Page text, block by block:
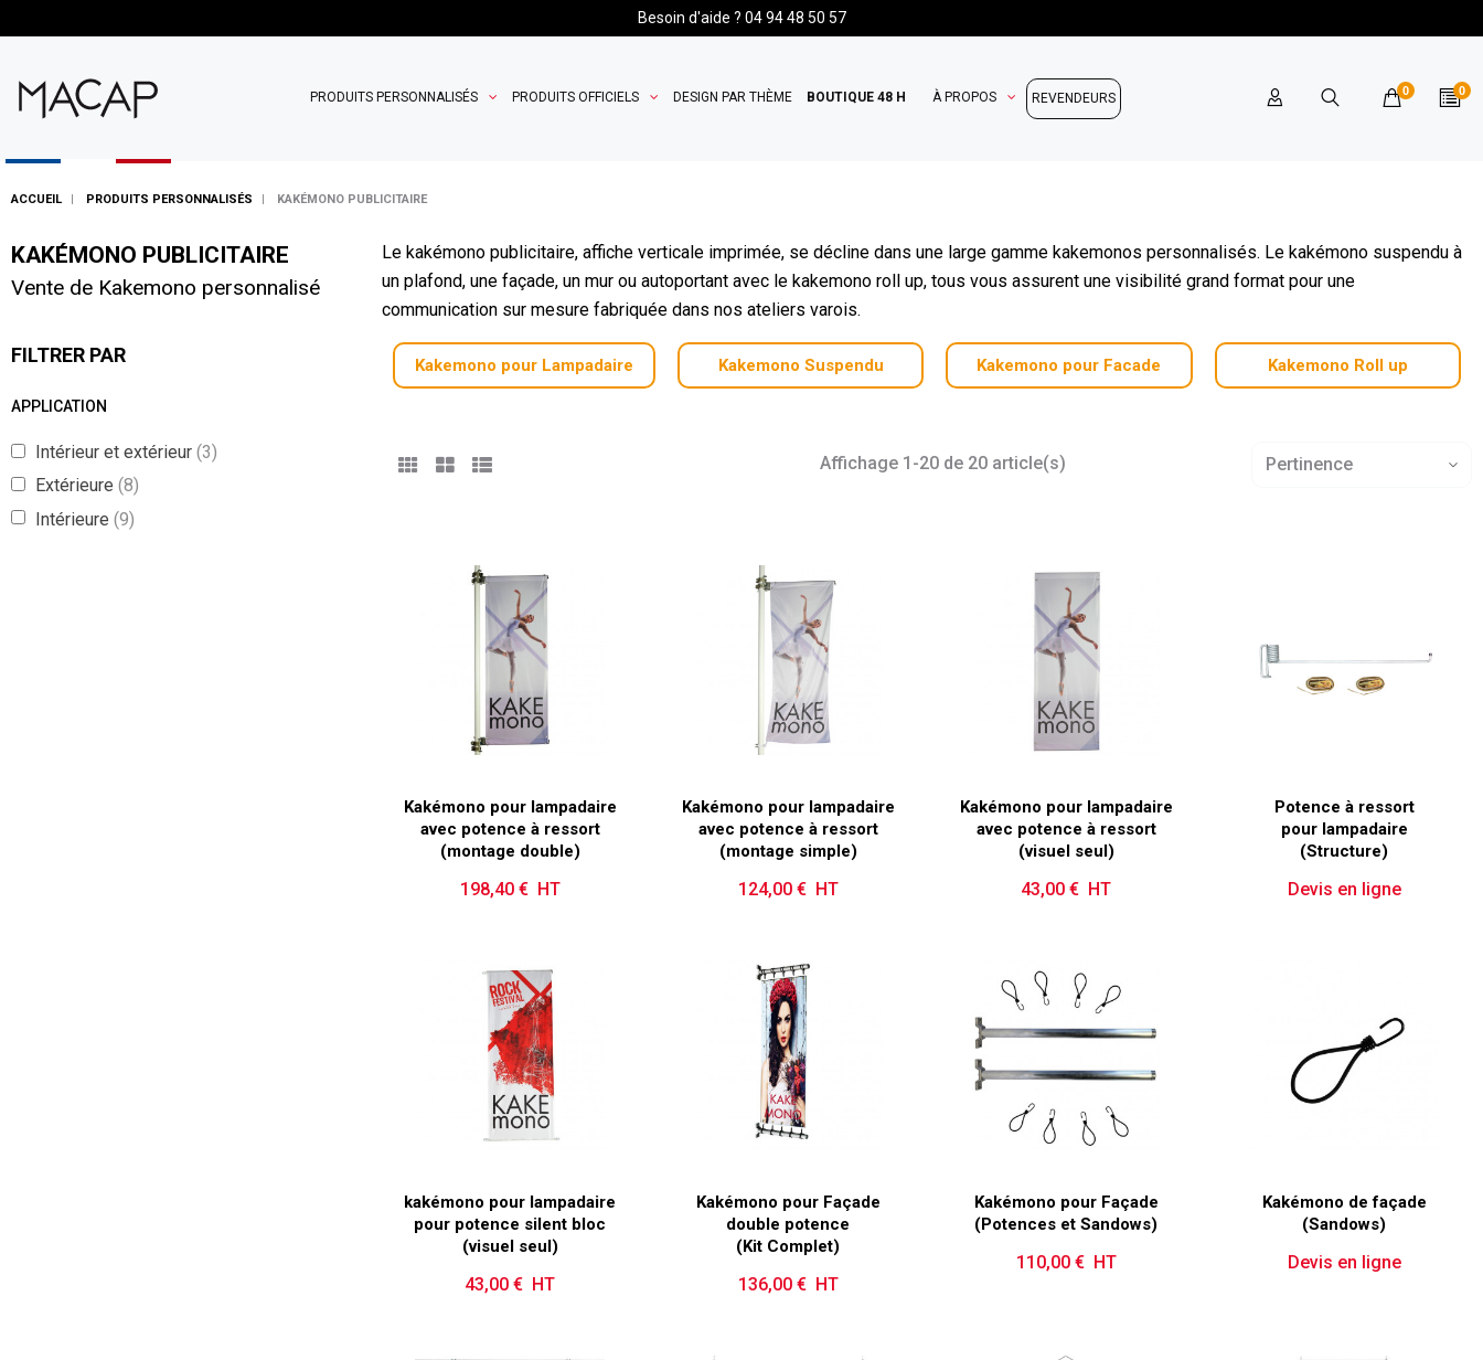
Besoin d'aide ? 04 94 48 50 57
PRODUITS PERSONNALISÉS PRODUITS OFFICIELS DESIGN PAR THÈME BOUTIQUE 48 H À PROPOS REVENDEURS
0 0
ACCUEIL PRODUITS PERSONNALISÉS KAKÉMONO PUBLICITAIRE
KAKÉMONO PUBLICITAIRE
Vente de Kakemono personnalisé
Le kakémono publicitaire, affiche verticale imprimée, se décline dans une large gamme kakemonos personnalisés. Le kakémono suspendu à
un plafond, une façade, un mur ou autoportant avec le kakemono roll up, tous vous assurent une visibilité grand format pour une
communication sur mesure fabriquée dans nos ateliers varois.
Kakemono pour Lampadaire Kakemono Suspendu Kakemono pour Facade Kakemono Roll up
Affichage 1-20 de 20 article(s) Pertinence
Kakémono pour lampadaire
avec potence à ressort
(montage double)
Prix
198,40 € HT
Kakémono pour lampadaire
avec potence à ressort
(montage simple)
Prix
124,00 € HT
Kakémono pour lampadaire
avec potence à ressort
(visuel seul)
Prix
43,00 € HT
Potence à ressort
pour lampadaire
(Structure)
Devis en ligne
kakémono pour lampadaire
pour potence silent bloc
(visuel seul)
Prix
43,00 € HT
Kakémono pour Façade
double potence
(Kit Complet)
Prix
136,00 € HT
Kakémono pour Façade
(Potences et Sandows)
Prix
110,00 € HT
Kakémono de façade
(Sandows)
Devis en ligne
FILTRER PAR
APPLICATION
Intérieur et extérieur (3)
Extérieure (8)
Intérieure (9)